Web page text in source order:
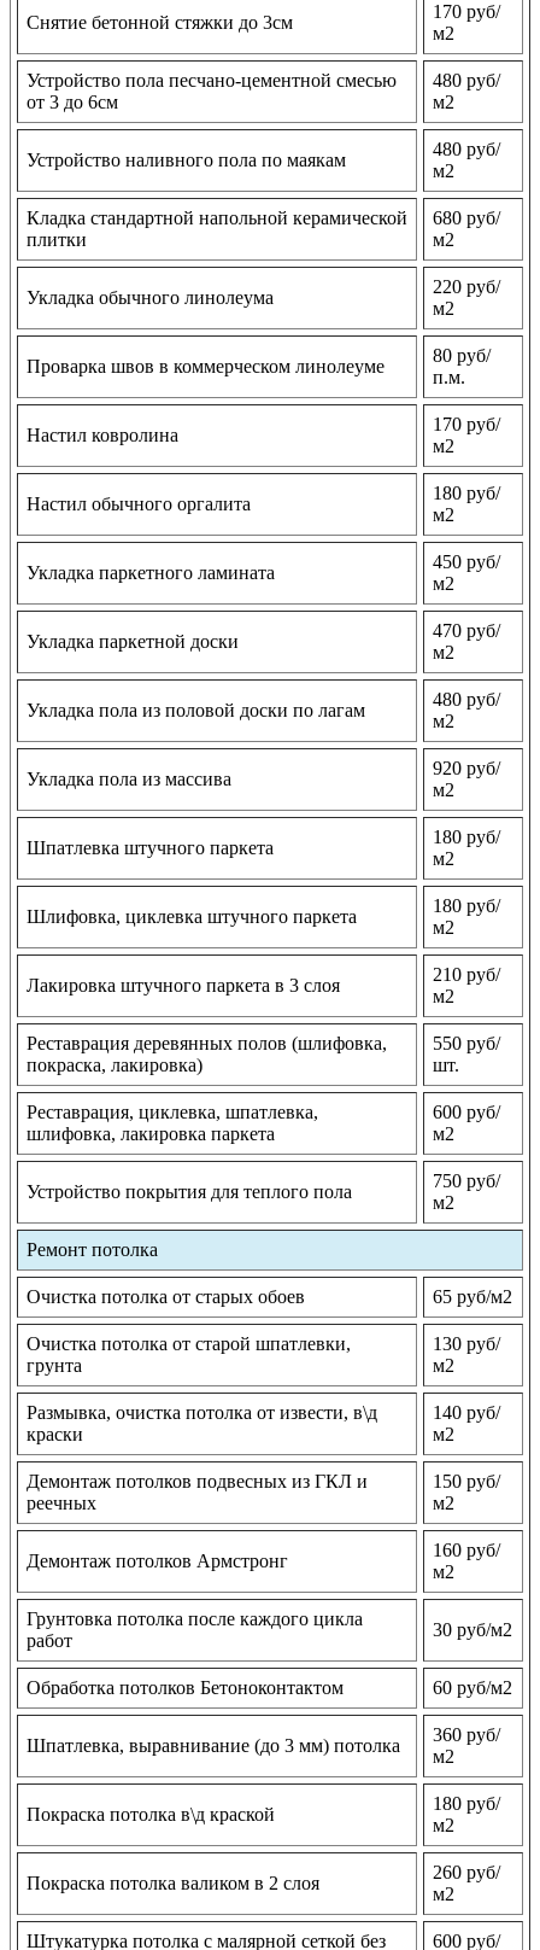
Снятие бетонной стяжки до 3см
170 руб/
м2
Устройство пола песчано-цементной смесью
от 3 до 6см
480 руб/
м2
Устройство наливного пола по маякам
480 руб/
м2
Кладка стандартной напольной керамической
плитки
680 руб/
м2
Укладка обычного линолеума
220 руб/
м2
Проварка швов в коммерческом линолеуме
80 руб/
п.м.
Настил ковролина
170 руб/
м2
Настил обычного оргалита
180 руб/
м2
Укладка паркетного ламината
450 руб/
м2
Укладка паркетной доски
470 руб/
м2
Укладка пола из половой доски по лагам
480 руб/
м2
Укладка пола из массива
920 руб/
м2
Шпатлевка штучного паркета
180 руб/
м2
Шлифовка, циклевка штучного паркета
180 руб/
м2
Лакировка штучного паркета в 3 слоя
210 руб/
м2
Реставрация деревянных полов (шлифовка,
покраска, лакировка)
550 руб/
шт.
Реставрация, циклевка, шпатлевка,
шлифовка, лакировка паркета
600 руб/
м2
Устройство покрытия для теплого пола
750 руб/
м2
Ремонт потолка
Очистка потолка от старых обоев 65 руб/м2
Очистка потолка от старой шпатлевки,
грунта
130 руб/
м2
Размывка, очистка потолка от извести, в\д
краски
140 руб/
м2
Демонтаж потолков подвесных из ГКЛ и
реечных
150 руб/
м2
Демонтаж потолков Армстронг
160 руб/
м2
Грунтовка потолка после каждого цикла
работ
30 руб/м2
Обработка потолков Бетоноконтактом 60 руб/м2
Шпатлевка, выравнивание (до 3 мм) потолка
360 руб/
м2
Покраска потолка в\д краской
180 руб/
м2
Покраска потолка валиком в 2 слоя
260 руб/
м2
Штукатурка потолка с малярной сеткой без
600 руб/